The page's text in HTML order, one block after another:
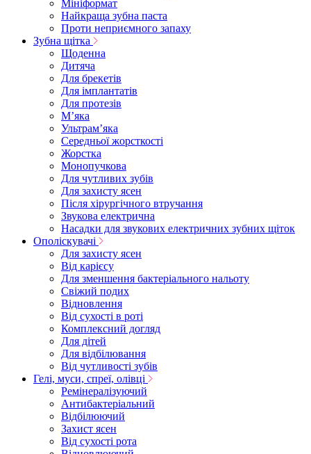
Мініформат
Найкраща зубна паста
Проти неприємного запаху
Зубна щітка
Щоденна
Дитяча
Для брекетів
Для імплантатів
Для протезів
Мʼяка
Ультрамʼяка
Середньої жорсткості
Жорстка
Монопучкова
Для чутливих зубів
Для захисту ясен
Після хірургічного втручання
Звукова електрична
Насадки для звукових електричних зубних щіток
Ополіскувачі
Для захисту ясен
Від карієсу
Для зменшення бактеріального нальоту
Свіжий подих
Відновлення
Від сухості в роті
Комплексний догляд
Для дітей
Для відбілювання
Від чутливості зубів
Гелі, муси, спреї, олівці
Ремінералізуючий
Антибактеріальний
Відбілюючий
Захист ясен
Від сухості рота